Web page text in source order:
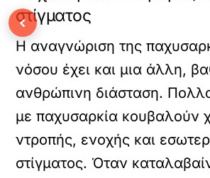
στίγματος
Η αναγνώριση της
νόσου έχει και μια άλλη,
ανθρώπινη διάσταση.
με παχυσαρκία κουβαλούν
ντροπής, ενοχής και
στίγματος. Όταν
‹